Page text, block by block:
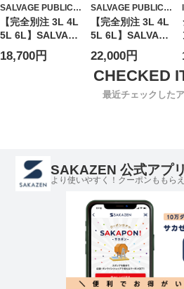
SALVAGE PUBLIC
Kolepa
【完全別注 3L 4L
5L 6L】SALVAGE
PUBLIC Kolepa
半袖 Tシャツ サー
18,700円
SALVAGE PUBLIC
Kolepa
【完全別注 3L 4L
5L 6L】SALVAGE
PUBLIC Kolepa
ナイロン パンツ
4WAY ストレッチ
ジップフライ 4-
Way Stretch
22,000円
最近チェックした
SAKAZEN 公式アプリ
より使いやすく！クーポンももら